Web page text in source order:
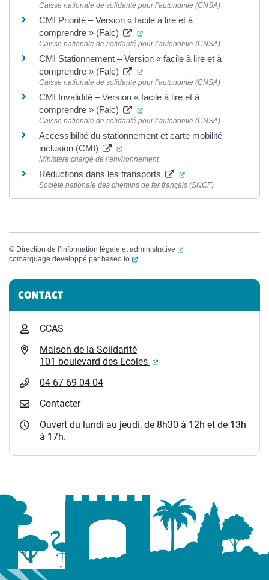
Caisse nationale de solidarité pour l’autonomie (CNSA)
CMI Priorité – Version « facile à lire et à
comprendre » (Falc)
(ouverture dans un nouvel
Caisse nationale de solidarité pour l’autonomie (CNSA)
CMI Stationnement – Version « facile à lire et à
comprendre » (Falc)
(ouverture dans un nouvel
Caisse nationale de solidarité pour l’autonomie (CNSA)
CMI Invalidité – Version « facile à lire et à
comprendre » (Falc)
(ouverture dans un nouvel
Caisse nationale de solidarité pour l’autonomie (CNSA)
Accessibilité du stationnement et carte mobilité
inclusion (CMI)
(ouverture dans un nouvel onglet)
Ministère chargé de l’environnement
Réductions dans les transports (ouverture dans un
Société nationale des chemins de fer français (SNCF)
© Direction de l’information légale et administrative
(ouverture dans un
comarquage developpé par baseo.io (ouverture dans un nouvel onglet)
Informations complémentaires
CONTACT
CCAS
Maison de la Solidarité
101 boulevard des Ecoles
(ouverture dans un
04 67 69 04 04
Contacter
Ouvert du lundi au jeudi, de 8h30 à 12h et de 13h
à 17h.